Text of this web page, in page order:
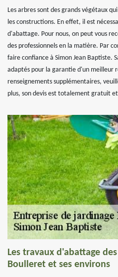
Les arbres sont des grands végétaux
les constructions. En effet, il est
d'abattage. Pour nous, on peut vous
des professionnels en la matière. Par
faire confiance à Simon Jean Baptiste.
adaptés pour la garantie d'un meilleur
renseignements supplémentaires,
plus, son devis est totalement gratuit
Les travaux d'abattage
Boulleret et ses environs